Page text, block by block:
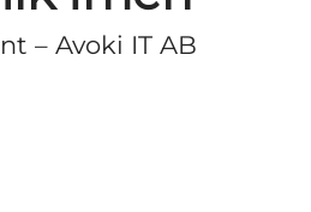
– Avoki IT AB